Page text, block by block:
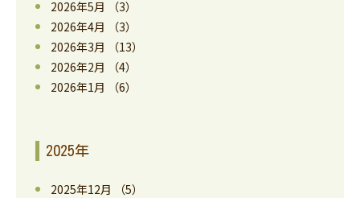
2026年5月
（3）
2026年4月
（3）
2026年3月
（13）
2026年2月
（4）
2026年1月
（6）
2025年
2025年12月
（5）